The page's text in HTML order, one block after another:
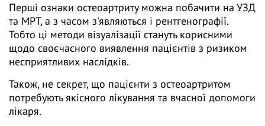
Перші ознаки остеоартриту можна побачити на УЗД
та МРТ, а з часом з'являються і рентгенографії.
Тобто ці методи візуалізації стануть корисними
щодо своєчасного виявлення пацієнтів з ризиком
несприятливих наслідків.
Також, не секрет, що пацієнти з остеоартритом
потребують якісного лікування та вчасної допомоги
лікаря.